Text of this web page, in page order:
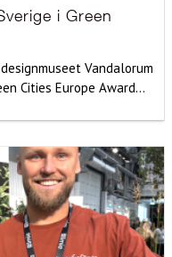
i Green
Vandalorum
Cities Europe Award...